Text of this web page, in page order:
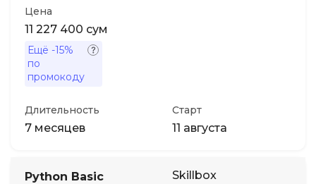
Цена
11 227 400 сум
Ещё -15%
по
промокоду
Длительность
7 месяцев
Старт
11 августа
Python Basic
Skillbox